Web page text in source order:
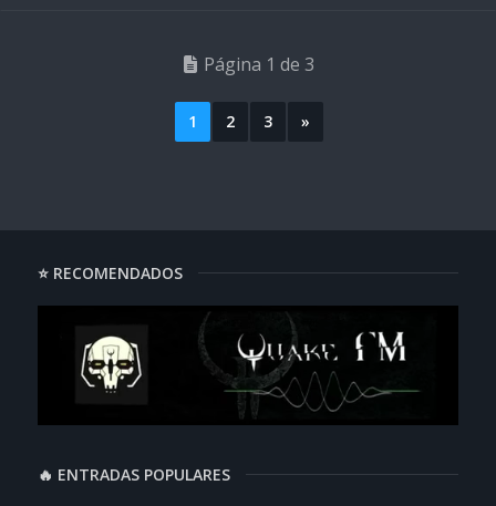
Página 1 de 3
1 2 3 »
⭐ RECOMENDADOS
🔥 ENTRADAS POPULARES